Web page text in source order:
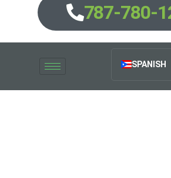
787-780-
SPANISH